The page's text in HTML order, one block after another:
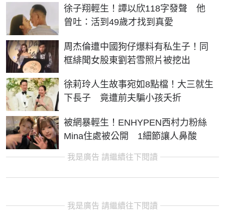
徐子翔輕生！譚以欣118字發聲 他
曾吐：活到49歲才找到真愛
周杰倫遭中國狗仔爆料有私生子！同
框緋聞女股東劉若雪照片被挖出
徐莉玲人生故事宛如8點檔！大三就生
下長子 竟遭前夫騙小孩夭折
被網暴輕生！ENHYPEN西村力粉絲
Mina住處被公開 1細節讓人鼻酸
我是廣告 請繼續往下閱讀
我是廣告 請繼續往下閱讀